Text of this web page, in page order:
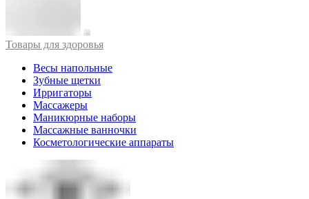
Товары для здоровья
Весы напольные
Зубные щетки
Ирригаторы
Массажеры
Маникюрные наборы
Массажные ванночки
Косметологические аппараты